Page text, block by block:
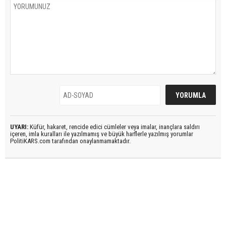
UYARI: Küfür, hakaret, rencide edici cümleler veya imalar, inançlara saldırı
içeren, imla kuralları ile yazılmamış ve büyük harflerle yazılmış yorumlar
PolitiKARS.com tarafından onaylanmamaktadır.